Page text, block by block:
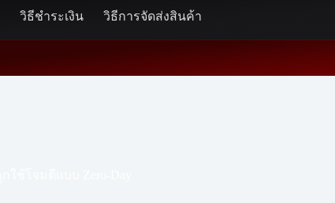
วิธีชำระเงิน วิธีการจัดส่งสินค้า